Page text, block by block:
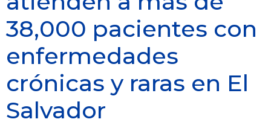
38,000 pacientes con
enfermedades
crónicas y raras en El
Salvador